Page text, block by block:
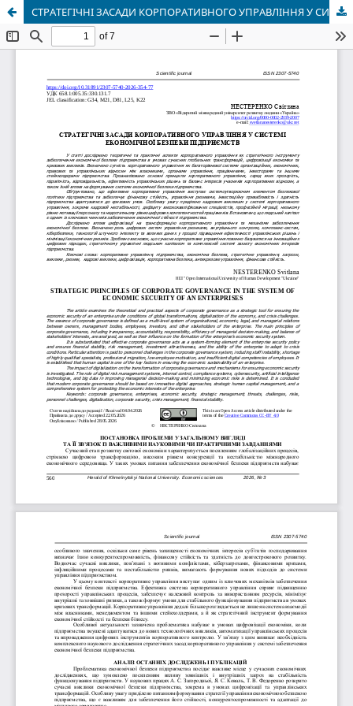
СТРАТЕГІЧНІ ЗАСАДИ КОРПОРАТИВНОГО УПРАВЛІННЯ У СИСТЕМІ ЕКОНОМІЧНОЇ БЕЗПЕКИ ПІДПРИЄМСТВ